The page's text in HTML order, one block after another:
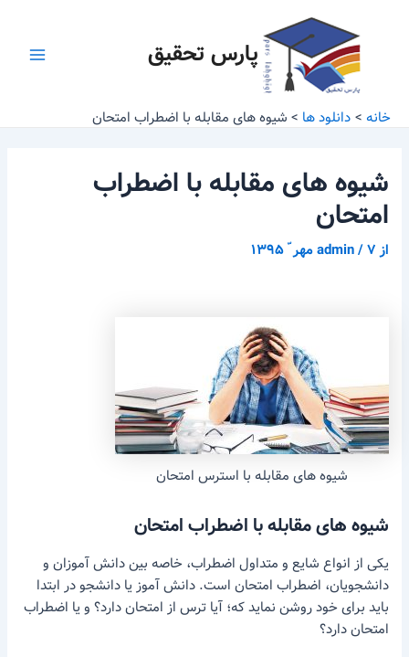
پارس تحقیق
خانه دانلود ها شیوه های مقابله با اضطراب امتحان
شیوه های مقابله با اضطراب
امتحان
از admin/۷ مهر ّ ۱۳۹۵
شیوه های مقابله با استرس امتحان
شیوه های مقابله با اضطراب امتحان
یکی از انواع شایع و متداول اضطراب، خاصه بین دانش آموزان و
دانشجویان، اضطراب امتحان است. دانش آموز یا دانشجو در ابتدا
باید برای خود روشن نماید که؛ آیا ترس از امتحان دارد؟ و یا اضطراب
امتحان دارد؟